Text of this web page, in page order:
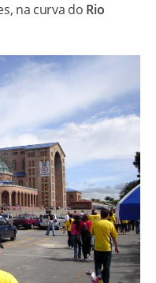
na curva do Rio